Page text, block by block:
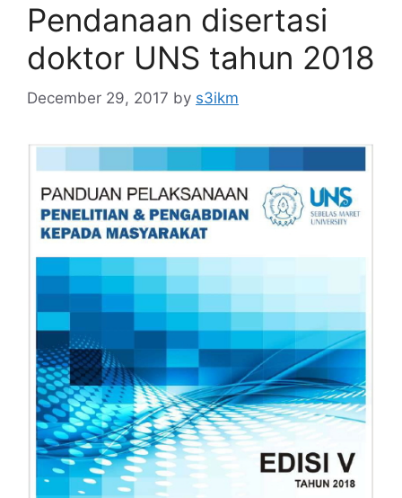
Pendanaan disertasi
doktor UNS tahun 2018
December 29, 2017 by s3ikm